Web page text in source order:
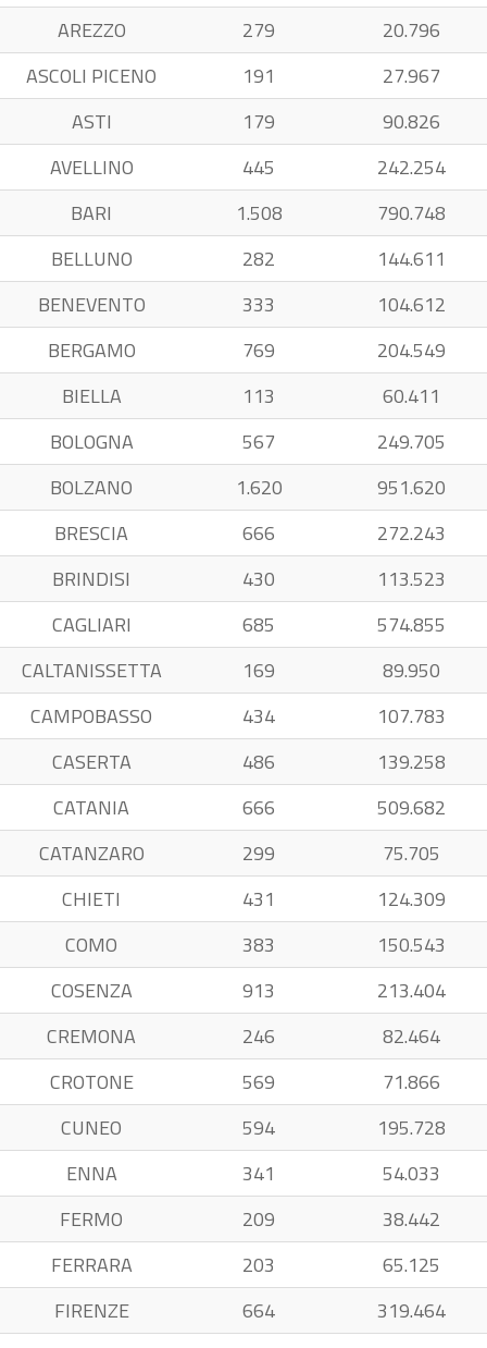
AREZZO
279
20.796
ASCOLI PICENO
191
27.967
ASTI
179
90.826
AVELLINO
445
242.254
BARI
1.508
790.748
BELLUNO
282
144.611
BENEVENTO
333
104.612
BERGAMO
769
204.549
BIELLA
113
60.411
BOLOGNA
567
249.705
BOLZANO
1.620
951.620
BRESCIA
666
272.243
BRINDISI
430
113.523
CAGLIARI
685
574.855
CALTANISSETTA
169
89.950
CAMPOBASSO
434
107.783
CASERTA
486
139.258
CATANIA
666
509.682
CATANZARO
299
75.705
CHIETI
431
124.309
COMO
383
150.543
COSENZA
913
213.404
CREMONA
246
82.464
CROTONE
569
71.866
CUNEO
594
195.728
ENNA
341
54.033
FERMO
209
38.442
FERRARA
203
65.125
FIRENZE
664
319.464